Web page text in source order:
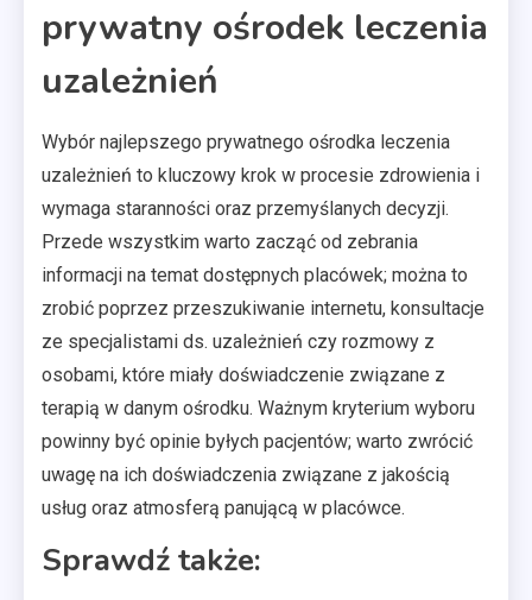
prywatny ośrodek leczenia
uzależnień
Wybór najlepszego prywatnego ośrodka leczenia
uzależnień to kluczowy krok w procesie zdrowienia i
wymaga staranności oraz przemyślanych decyzji.
Przede wszystkim warto zacząć od zebrania
informacji na temat dostępnych placówek; można to
zrobić poprzez przeszukiwanie internetu, konsultacje
ze specjalistami ds. uzależnień czy rozmowy z
osobami, które miały doświadczenie związane z
terapią w danym ośrodku. Ważnym kryterium wyboru
powinny być opinie byłych pacjentów; warto zwrócić
uwagę na ich doświadczenia związane z jakością
usług oraz atmosferą panującą w placówce.
Sprawdź także: